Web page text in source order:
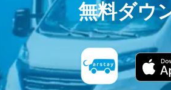
無料ダウ